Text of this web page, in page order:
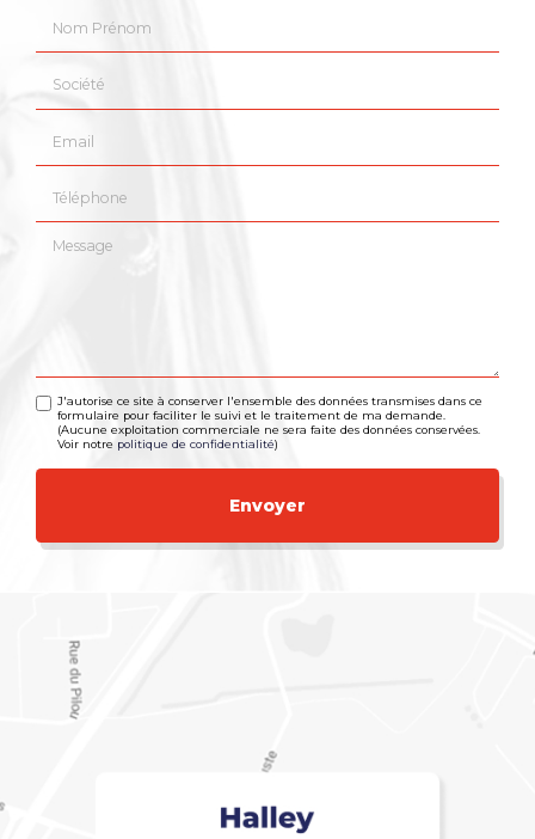
Message
J'autorise ce site à conserver l'ensemble des données transmises dans ce
formulaire pour faciliter le suivi et le traitement de ma demande.
(Aucune exploitation commerciale ne sera faite des données conservées.
Voir notre politique de confidentialité)